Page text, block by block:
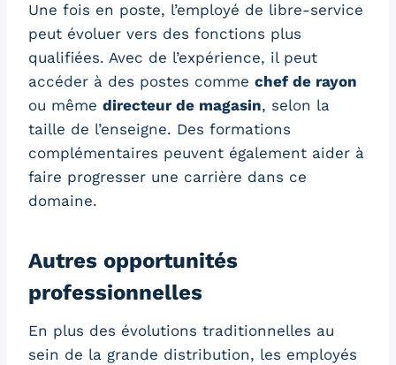
Une fois en poste, l’employé de libre-service
peut évoluer vers des fonctions plus
qualifiées. Avec de l’expérience, il peut
accéder à des postes comme chef de rayon
ou même directeur de magasin, selon la
taille de l’enseigne. Des formations
complémentaires peuvent également aider à
faire progresser une carrière dans ce
domaine.
Autres opportunités
professionnelles
En plus des évolutions traditionnelles au
sein de la grande distribution, les employés